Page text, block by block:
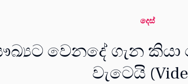
දෙස්
වෙනදේ ගැන කියා
වැටෙයි